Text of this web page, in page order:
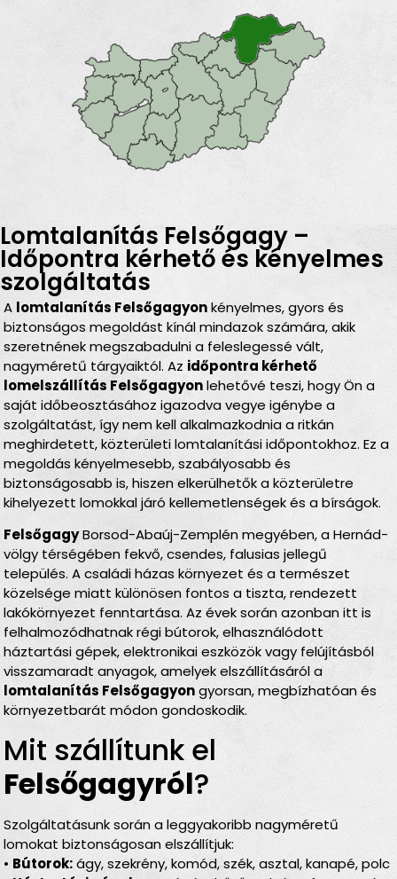
Lomtalanítás Felsőgagy –
Időpontra kérhető és kényelmes
szolgáltatás
A lomtalanítás Felsőgagyonkényelmes, gyors és
biztonságos megoldást kínál mindazok számára, akik
szeretnének megszabadulni a feleslegessé vált,
nagyméretű tárgyaiktól. Az időpontra kérhető
lomelszállítás Felsőgagyonlehetővé teszi, hogy Ön a
saját időbeosztásához igazodva vegye igénybe a
szolgáltatást, így nem kell alkalmazkodnia a ritkán
meghirdetett, közterületi lomtalanítási időpontokhoz. Ez a
megoldás kényelmesebb, szabályosabb és
biztonságosabb is, hiszen elkerülhetők a közterületre
kihelyezett lomokkal járó kellemetlenségek és a bírságok.
FelsőgagyBorsod-Abaúj-Zemplén megyében, a Hernád-
völgy térségében fekvő, csendes, falusias jellegű
település. A családi házas környezet és a természet
közelsége miatt különösen fontos a tiszta, rendezett
lakókörnyezet fenntartása. Az évek során azonban itt is
felhalmozódhatnak régi bútorok, elhasználódott
háztartási gépek, elektronikai eszközök vagy felújításból
visszamaradt anyagok, amelyek elszállításáról a
lomtalanítás Felsőgagyongyorsan, megbízhatóan és
környezetbarát módon gondoskodik.
Mit szállítunk el
Felsőgagyról?
Szolgáltatásunk során a leggyakoribb nagyméretű
lomokat biztonságosan elszállítjuk:
• Bútorok:ágy, szekrény, komód, szék, asztal, kanapé, polc